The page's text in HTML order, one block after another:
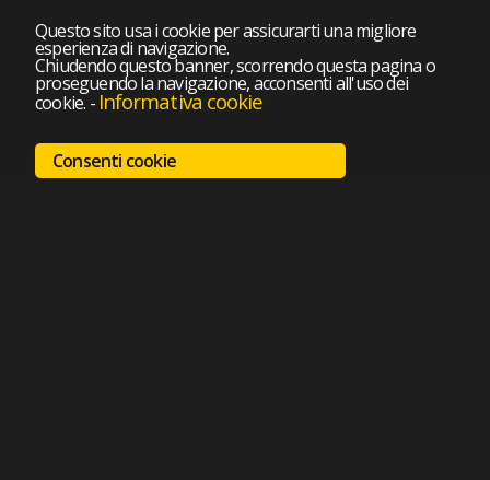
Questo sito usa i cookie per assicurarti una migliore
esperienza di navigazione.
Chiudendo questo banner, scorrendo questa pagina o
proseguendo la navigazione, acconsenti all'uso dei
cookie. - Informativa cookie
Consenti cookie